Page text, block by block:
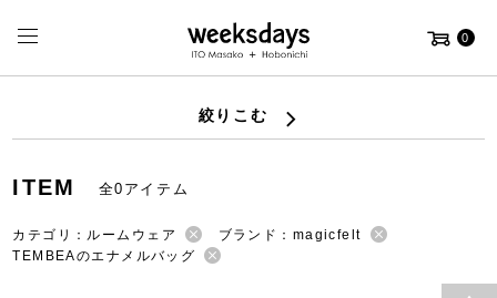
0
絞りこむ
ITEM 全0アイテム
カテゴリ：ルームウェア
ブランド：magicfelt
TEMBEAのエナメルバッグ